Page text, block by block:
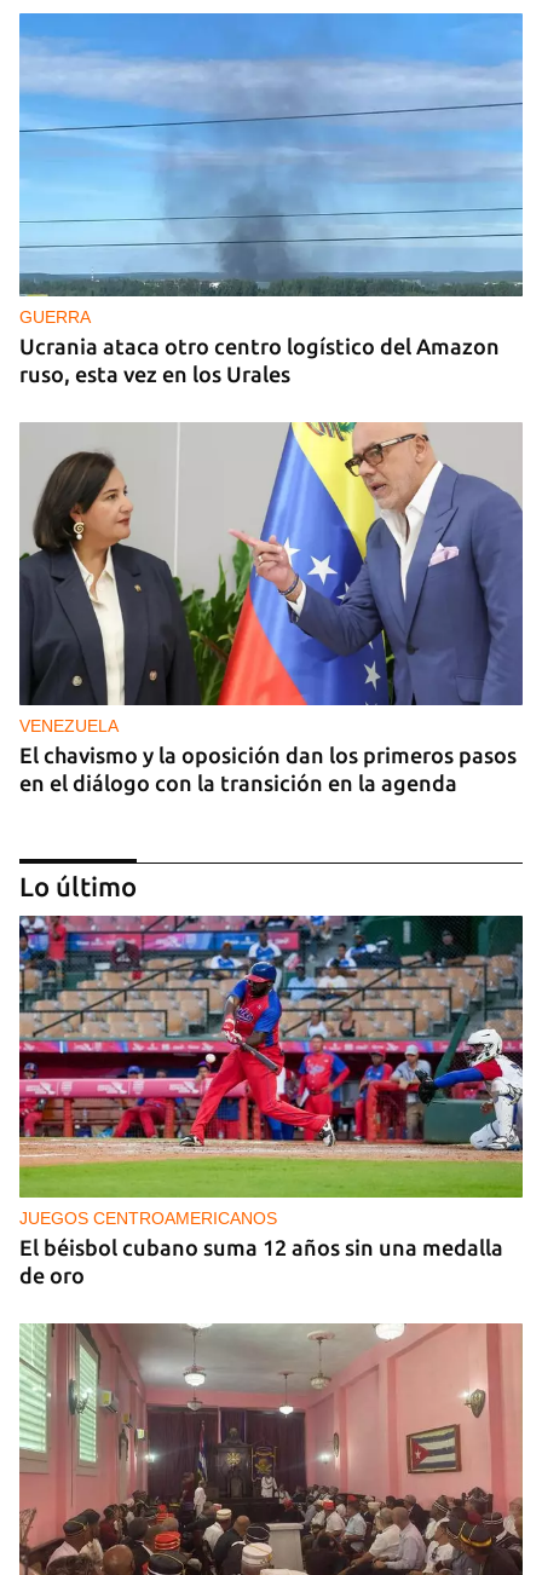
GUERRA
Ucrania ataca otro centro logístico del Amazon
ruso, esta vez en los Urales
VENEZUELA
El chavismo y la oposición dan los primeros pasos
en el diálogo con la transición en la agenda
NICARAGUA
EE UU propone a la OEA convocar a los
cancilleres para "tomar medidas" contra las
decisiones de Ortega
Lo último
JUEGOS CENTROAMERICANOS
El béisbol cubano suma 12 años sin una medalla
de oro